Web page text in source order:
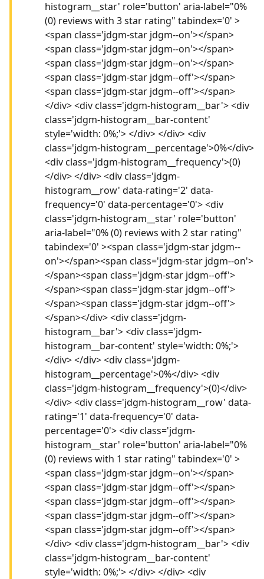
histogram__star' role='button' aria-label="0%
(0) reviews with 3 star rating" tabindex='0' >
<span class='jdgm-star jdgm--on'></span>
<span class='jdgm-star jdgm--on'></span>
<span class='jdgm-star jdgm--on'></span>
<span class='jdgm-star jdgm--off'></span>
<span class='jdgm-star jdgm--off'></span>
</div> <div class='jdgm-histogram__bar'> <div
class='jdgm-histogram__bar-content'
style='width: 0%;'> </div> </div> <div
class='jdgm-histogram__percentage'>0%</div>
<div class='jdgm-histogram__frequency'>(0)
</div> </div> <div class='jdgm-
histogram__row' data-rating='2' data-
frequency='0' data-percentage='0'> <div
class='jdgm-histogram__star' role='button'
aria-label="0% (0) reviews with 2 star rating"
tabindex='0' ><span class='jdgm-star jdgm--
on'></span><span class='jdgm-star jdgm--on'>
</span><span class='jdgm-star jdgm--off'>
</span><span class='jdgm-star jdgm--off'>
</span><span class='jdgm-star jdgm--off'>
</span></div> <div class='jdgm-
histogram__bar'> <div class='jdgm-
histogram__bar-content' style='width: 0%;'>
</div> </div> <div class='jdgm-
histogram__percentage'>0%</div> <div
class='jdgm-histogram__frequency'>(0)</div>
</div> <div class='jdgm-histogram__row' data-
rating='1' data-frequency='0' data-
percentage='0'> <div class='jdgm-
histogram__star' role='button' aria-label="0%
(0) reviews with 1 star rating" tabindex='0' >
<span class='jdgm-star jdgm--on'></span>
<span class='jdgm-star jdgm--off'></span>
<span class='jdgm-star jdgm--off'></span>
<span class='jdgm-star jdgm--off'></span>
<span class='jdgm-star jdgm--off'></span>
</div> <div class='jdgm-histogram__bar'> <div
class='jdgm-histogram__bar-content'
style='width: 0%;'> </div> </div> <div